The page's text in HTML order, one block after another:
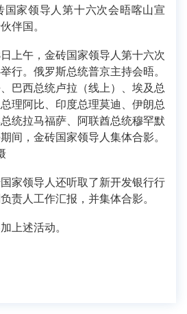
家领导人第十六次会晤喀山宣
伴国。
午，金砖国家领导人第十六次
行。俄罗斯总统普京主持会晤。
巴西总统卢拉（线上）、埃及总
理阿比、印度总理莫迪、伊朗总
统拉马福萨、阿联酋总统穆罕默
间，金砖国家领导人集体合影。
领导人还听取了新开发银行行
责人工作汇报，并集体合影。
述活动。